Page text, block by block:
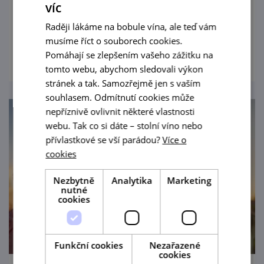
prohlédnout
víc
Raději lákáme na bobule vína, ale teď vám
musíme říct o souborech cookies.
Pomáhají se zlepšením vašeho zážitku na
tomto webu, abychom sledovali výkon
stránek a tak. Samozřejmě jen s vaším
souhlasem. Odmítnutí cookies může
nepříznivě ovlivnit některé vlastnosti
webu. Tak co si dáte – stolní víno nebo
přívlastkové se vší parádou?Více o
cookies
Nezbytně
nutné
cookies
Analytika Marketing
Funkční cookies
Nezařazené
cookies